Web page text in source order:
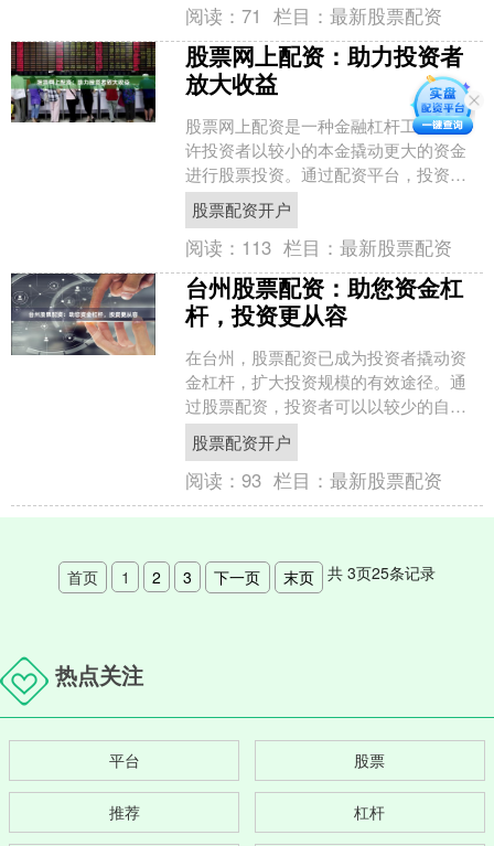
阅读：71 栏目：最新股票配资
股票网上配资：助力投资者
放大收益
股票网上配资是一种金融杠杆工具，允
许投资者以较小的本金撬动更大的资金
进行股票投资。通过配资平台，投资者
可以向配资公司借入一定比例的资金，
从而放大投资收益。 股票....
股票配资开户
阅读： 113 栏目：最新股票配资
台州股票配资：助您资金杠
杆，投资更从容
在台州，股票配资已成为投资者撬动资
金杠杆，扩大投资规模的有效途径。通
过股票配资，投资者可以以较少的自有
资金，获得更多的资金用于股票投资，
从而提升投资收益率。 台....
股票配资开户
阅读：93 栏目：最新股票配资
首页 1 2 3 下一页 末页 共 3页25条记录
热点关注
平台 股票
推荐 杠杆